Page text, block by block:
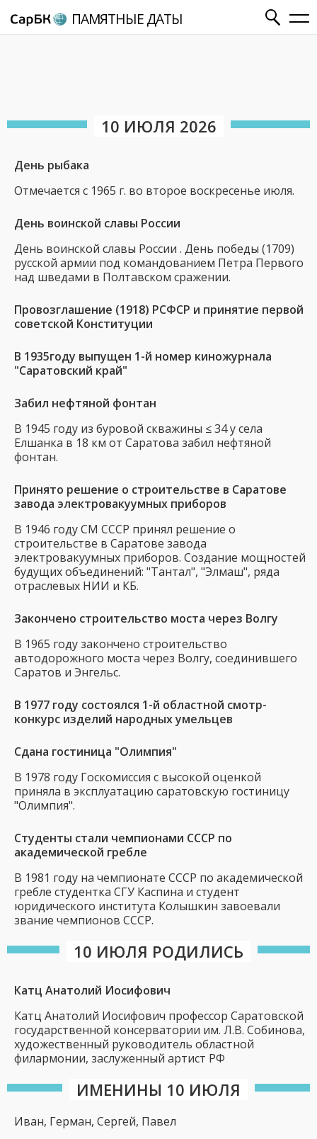
ПАМЯТНЫЕ ДАТЫ
10 ИЮЛЯ 2026
День рыбака
Отмечается с 1965 г. во второе воскресенье июля.
День воинской славы России
День воинской славы России . День победы (1709)
русской армии под командованием Петра Первого
над шведами в Полтавском сражении.
Провозглашение (1918) РСФСР и принятие первой
советской Конституции
В 1935году выпущен 1-й номер киножурнала
"Саратовский край"
Забил нефтяной фонтан
В 1945 году из буровой скважины ≤ 34 у села
Елшанка в 18 км от Саратова забил нефтяной
фонтан.
Принято решение о строительстве в Саратове
завода электровакуумных приборов
В 1946 году СМ СССР принял решение о
строительстве в Саратове завода
электровакуумных приборов. Создание мощностей
будущих объединений: "Тантал", "Элмаш", ряда
отраслевых НИИ и КБ.
Закончено строительство моста через Волгу
В 1965 году закончено строительство
автодорожного моста через Волгу, соединившего
Саратов и Энгельс.
В 1977 году состоялся 1-й областной смотр-
конкурс изделий народных умельцев
Сдана гостиница "Олимпия"
В 1978 году Госкомиссия с высокой оценкой
приняла в эксплуатацию саратовскую гостиницу
"Олимпия".
Студенты стали чемпионами СССР по
академической гребле
В 1981 году на чемпионате СССР по академической
гребле студентка СГУ Каспина и студент
юридического института Колышкин завоевали
звание чемпионов СССР.
10 ИЮЛЯ РОДИЛИСЬ
Катц Анатолий Иосифович
Катц Анатолий Иосифович профессор Саратовской
государственной консерватории им. Л.В. Собинова,
художественный руководитель областной
филармонии, заслуженный артист РФ
ИМЕНИНЫ 10 ИЮЛЯ
Иван, Герман, Сергей, Павел